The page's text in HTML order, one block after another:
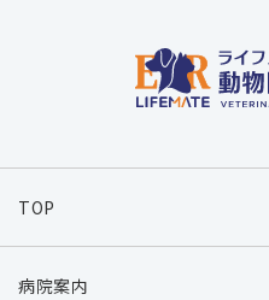
TOP
病院案内